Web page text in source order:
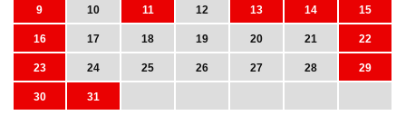
9
10 11 12 13 14
15
16
17 18 19 20 21
22
23
24 25 26 27 28
29
30
31